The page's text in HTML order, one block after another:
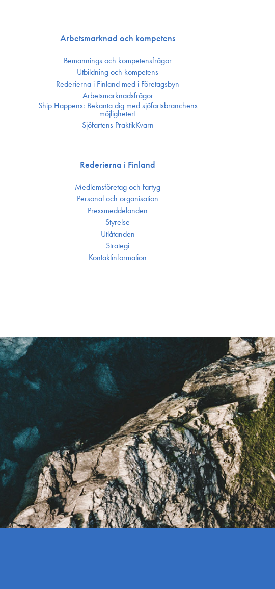
Arbetsmarknad och kompetens
Bemannings och kompetens­frågor
Utbildning och kompetens
Rederierna i Finland med i Företagsbyn
Arbetsmarknadsfrågor
Ship Happens: Bekanta dig med sjöfartsbranchens
möjligheter!
Sjöfartens PraktikKvarn
Rederierna i Finland
Medlemsföretag och fartyg
Personal och organisation
Press­meddelanden
Styrelse
Utlåtanden
Strategi
Kontakt­information